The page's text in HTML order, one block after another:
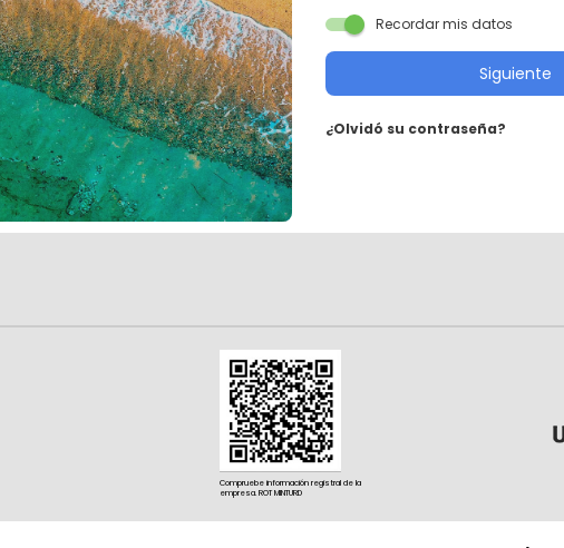
Recordar mis datos
Siguiente
¿Olvidó su contraseña?
Compruebe información registral de la
empresa. ROT MINTURD